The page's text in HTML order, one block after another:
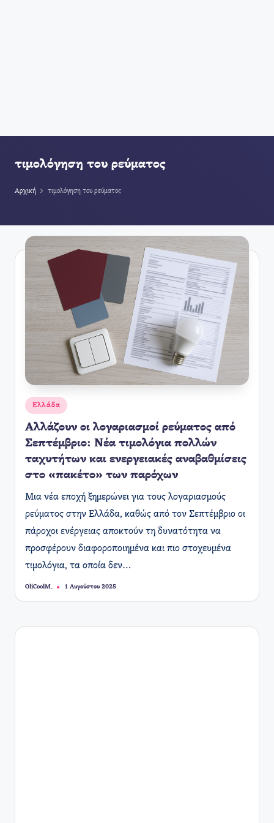
τιμολόγηση του ρεύματος
Αρχική τιμολόγηση του ρεύματος
Αναρτήθηκε
σε
Ελλάδα
Αλλάζουν οι λογαριασμοί ρεύματος από
Σεπτέμβριο: Νέα τιμολόγια πολλών
ταχυτήτων και ενεργειακές αναβαθμίσεις
στο «πακέτο» των παρόχων
Μια νέα εποχή ξημερώνει για τους λογαριασμούς
ρεύματος στην Ελλάδα, καθώς από τον Σεπτέμβριο οι
πάροχοι ενέργειας αποκτούν τη δυνατότητα να
προσφέρουν διαφοροποιημένα και πιο στοχευμένα
τιμολόγια, τα οποία δεν…
Συγγραφέας:
OliCoolM. 1 Αυγούστου 2025